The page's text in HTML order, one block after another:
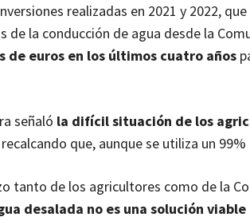
realizadas en 2021 y 2022,
la conducción de agua desde la
de euros en los últimos cuatro años
señaló la difícil situación de los
que, aunque se utiliza un
tanto de los agricultores como de la
desalada no es una solución viable